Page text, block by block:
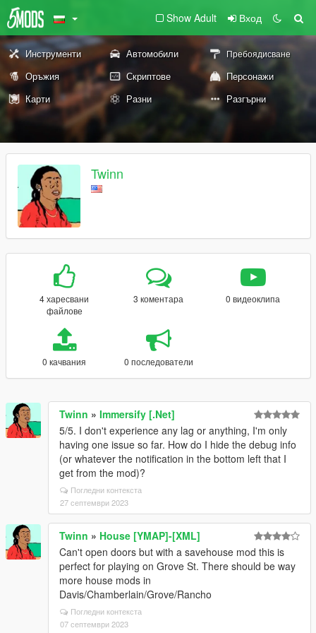
Show Adult Вход
Инструменти Автомобили Пребоядисване
Оръжия Скриптове
Персонажи
Карти
Разни Разгърни
Twinn
4 харесвани
файлове
3 коментара 0 видеоклипа
0 качвания 0 последователи
Twinn » Immersify [.Net]
5/5. I don't experience any lag or anything, I'm only
having one issue so far. How do I hide the debug info
(or whatever the notification in the bottom left that I
get from the mod)?
Погледни контекста
27 септември 2023
Twinn » House [YMAP]-[XML]
Can't open doors but with a savehouse mod this is
perfect for playing on Grove St. There should be way
more house mods in
Davis/Chamberlain/Grove/Rancho
Погледни контекста
07 септември 2023